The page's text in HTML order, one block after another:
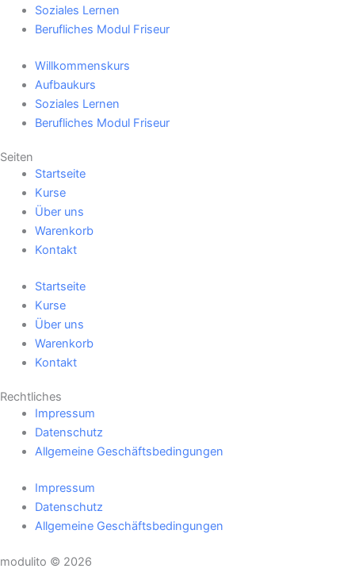
Soziales Lernen
Berufliches Modul Friseur
Willkommenskurs
Aufbaukurs
Soziales Lernen
Berufliches Modul Friseur
Seiten
Startseite
Kurse
Über uns
Warenkorb
Kontakt
Startseite
Kurse
Über uns
Warenkorb
Kontakt
Rechtliches
Impressum
Datenschutz
Allgemeine Geschäftsbedingungen
Impressum
Datenschutz
Allgemeine Geschäftsbedingungen
modulito © 2026